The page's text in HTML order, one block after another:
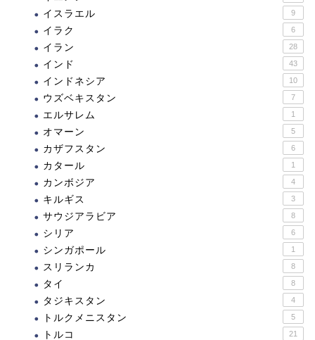
イスラエル 9
イラク 6
イラン 28
インド 43
インドネシア 10
ウズベキスタン 7
エルサレム 1
オマーン 5
カザフスタン 6
カタール 1
カンボジア 4
キルギス 3
サウジアラビア 8
シリア 6
シンガポール 1
スリランカ 8
タイ 8
タジキスタン 4
トルクメニスタン 5
トルコ 21